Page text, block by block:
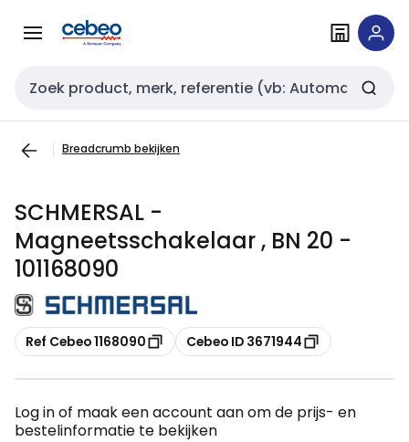
naar
naar
Zoekveld invoer
Breadcrumb bekijken
SCHMERSAL -
Magneetsschakelaar , BN 20 -
101168090
Kopiëren
Ref Cebeo 1168090 Kopiëren
Cebeo ID 3671944
Log in of maak een account aan om de prijs- en
bestelinformatie te bekijken